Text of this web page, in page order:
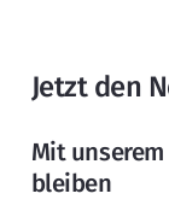
Jetzt den
Mit unserem
bleiben